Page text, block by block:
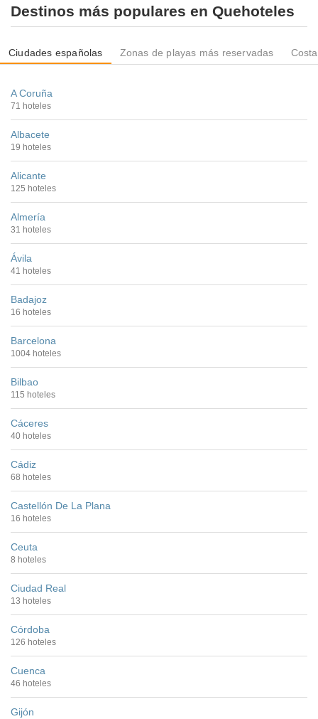
Destinos más populares en Quehoteles
Ciudades españolas Zonas de playas más reservadas
A Coruña
71 hoteles
Albacete
19 hoteles
Alicante
125 hoteles
Almería
31 hoteles
Ávila
41 hoteles
Badajoz
16 hoteles
Barcelona
1004 hoteles
Bilbao
115 hoteles
Cáceres
40 hoteles
Cádiz
68 hoteles
Castellón De La Plana
16 hoteles
Ceuta
8 hoteles
Ciudad Real
13 hoteles
Córdoba
126 hoteles
Cuenca
46 hoteles
Gijón